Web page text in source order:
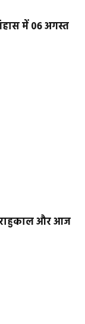
में 06 अगस्त
राहुकाल और आज